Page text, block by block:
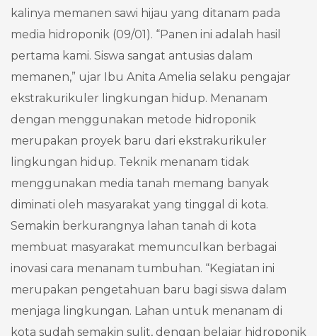
kalinya memanen sawi hijau yang ditanam pada
media hidroponik (09/01). “Panen ini adalah hasil
pertama kami. Siswa sangat antusias dalam
memanen,” ujar Ibu Anita Amelia selaku pengajar
ekstrakurikuler lingkungan hidup. Menanam
dengan menggunakan metode hidroponik
merupakan proyek baru dari ekstrakurikuler
lingkungan hidup. Teknik menanam tidak
menggunakan media tanah memang banyak
diminati oleh masyarakat yang tinggal di kota.
Semakin berkurangnya lahan tanah di kota
membuat masyarakat memunculkan berbagai
inovasi cara menanam tumbuhan. “Kegiatan ini
merupakan pengetahuan baru bagi siswa dalam
menjaga lingkungan. Lahan untuk menanam di
kota sudah semakin sulit, dengan belajar hidroponik